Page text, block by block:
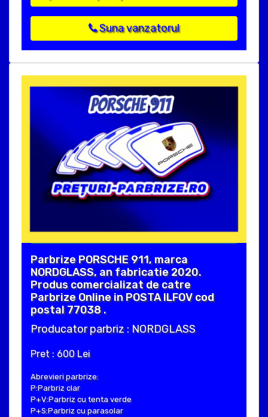
Suna vanzatorul
Parbrize PORSCHE 911, marca
NORDGLASS, an fabricatie 2020.
Produs comercializat de catre
Parbrize Online in POSTA ILFOV cod
postal 77038 .
Producator parbriz : NORDGLASS
Pret : 600 Lei
Abrevieri parbrize:
P:Parbriz clar
P+V:Parbriz cu tenta verde
P+S:Parbriz cu parasolar